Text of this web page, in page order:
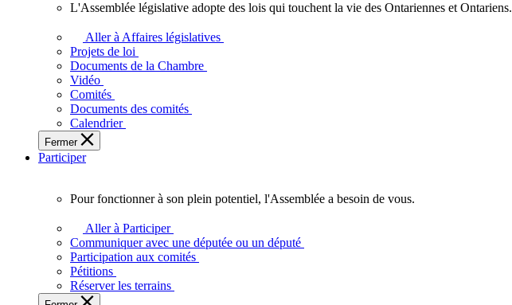
l'Ontario.
législative
adopte
touchent
vie
des
Ontariennes
Ontariens.
L'Assemblée législative adopte des lois qui touchent la vie des Ontariennes et Ontariens.
Aller à Affaires législatives
Projets de loi
Documents de la Chambre
Vidéo
Comités
Documents des comités
Calendrier
Fermer
Participer
fonctionner
plein
potentiel,
l'Assemblée
Pour fonctionner à son plein potentiel, l'Assemblée a besoin de vous.
Aller à Participer
Communiquer avec une députée ou un député
Participation aux comités
Pétitions
Réserver les terrains